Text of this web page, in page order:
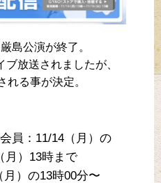
島公演が終了。
放送されましたが、
れる事が決定。
員：11/14（月）の
月）13時まで
）の13時00分〜